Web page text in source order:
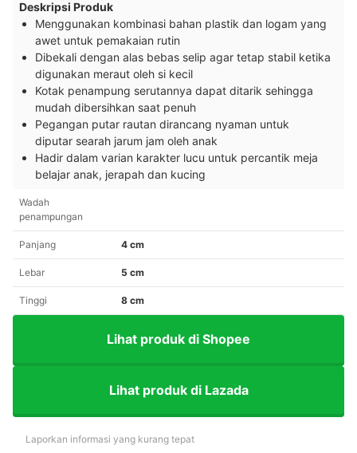
Deskripsi Produk
Menggunakan kombinasi bahan plastik dan logam yang
awet untuk pemakaian rutin
Dibekali dengan alas bebas selip agar tetap stabil ketika
digunakan meraut oleh si kecil
Kotak penampung serutannya dapat ditarik sehingga
mudah dibersihkan saat penuh
Pegangan putar rautan dirancang nyaman untuk
diputar searah jarum jam oleh anak
Hadir dalam varian karakter lucu untuk percantik meja
belajar anak, jerapah dan kucing
Wadah
penampungan
Panjang 4 cm
Lebar 5 cm
Tinggi 8 cm
Lihat produk di Shopee
Lihat produk di Lazada
Laporkan informasi yang kurang tepat